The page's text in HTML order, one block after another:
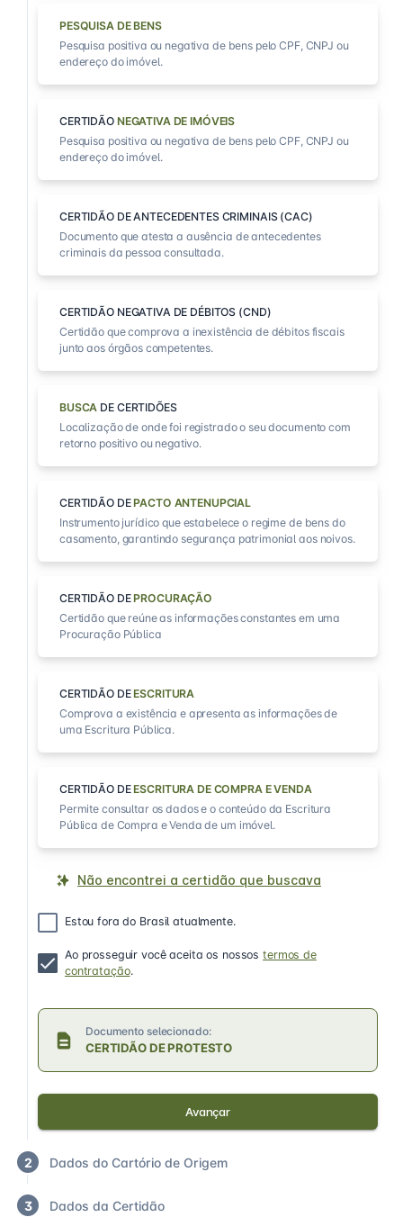
PESQUISA DE BENS
Pesquisa positiva ou negativa de bens pelo CPF, CNPJ ou
endereço do imóvel.
CERTIDÃO NEGATIVA DE IMÓVEIS
Pesquisa positiva ou negativa de bens pelo CPF, CNPJ ou
endereço do imóvel.
CERTIDÃO DE ANTECEDENTES CRIMINAIS (CAC)
Documento que atesta a ausência de antecedentes
criminais da pessoa consultada.
CERTIDÃO NEGATIVA DE DÉBITOS (CND)
Certidão que comprova a inexistência de débitos fiscais
junto aos órgãos competentes.
BUSCA DE CERTIDÕES
Localização de onde foi registrado o seu documento com
retorno positivo ou negativo.
CERTIDÃO DEPACTO ANTENUPCIAL
Instrumento jurídico que estabelece o regime de bens do
casamento, garantindo segurança patrimonial aos noivos.
CERTIDÃO DEPROCURAÇÃO
Certidão que reúne as informações constantes em uma
Procuração Pública
CERTIDÃO DEESCRITURA
Comprova a existência e apresenta as informações de
uma Escritura Pública.
CERTIDÃO DEESCRITURA DE COMPRA E VENDA
Permite consultar os dados e o conteúdo da Escritura
Pública de Compra e Venda de um imóvel.
Não encontrei a certidão que buscava
Estou fora do Brasil atualmente.
Ao prosseguir você aceita os nossostermos de
contratação.
Documento selecionado:
CERTIDÃO DE PROTESTO
Avançar
2 Dados do Cartório de Origem
3 Dados da Certidão